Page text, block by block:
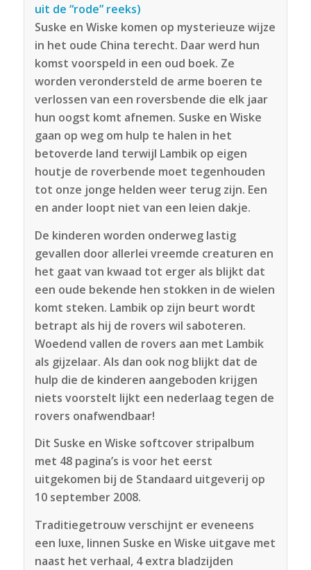
uit de “rode” reeks)
Suske en Wiske komen op mysterieuze wijze
in het oude China terecht. Daar werd hun
komst voorspeld in een oud boek. Ze
worden verondersteld de arme boeren te
verlossen van een roversbende die elk jaar
hun oogst komt afnemen. Suske en Wiske
gaan op weg om hulp te halen in het
betoverde land terwijl Lambik op eigen
houtje de roverbende moet tegenhouden
tot onze jonge helden weer terug zijn. Een
en ander loopt niet van een leien dakje.
De kinderen worden onderweg lastig
gevallen door allerlei vreemde creaturen en
het gaat van kwaad tot erger als blijkt dat
een oude bekende hen stokken in de wielen
komt steken. Lambik op zijn beurt wordt
betrapt als hij de rovers wil saboteren.
Woedend vallen de rovers aan met Lambik
als gijzelaar. Als dan ook nog blijkt dat de
hulp die de kinderen aangeboden krijgen
niets voorstelt lijkt een nederlaag tegen de
rovers onafwendbaar!
Dit Suske en Wiske softcover stripalbum
met 48 pagina’s is voor het eerst
uitgekomen bij de Standaard uitgeverij op
10 september 2008.
Traditiegetrouw verschijnt er eveneens
een luxe, linnen Suske en Wiske uitgave met
naast het verhaal, 4 extra bladzijden